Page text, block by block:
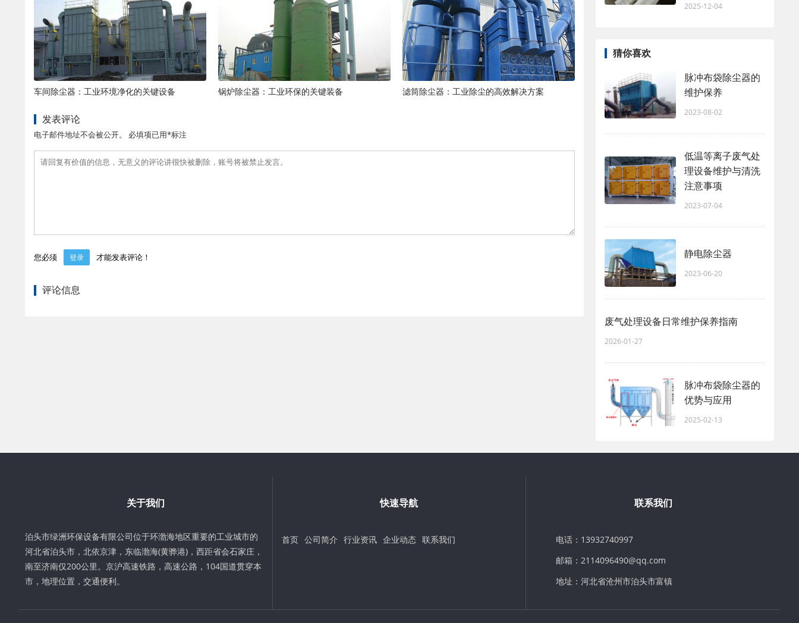
车间除尘器：工业环境净化的关键设备 锅炉除尘器：工业环保的关键装备 滤筒除尘器：工业除尘的高效解决方案
发表评论
电子邮件地址不会被公开。 必填项已用*标注
您必须 登录 才能发表评论！
评论信息
2025-12-04
猜你喜欢
脉冲布袋除尘器的
维护保养
2023-08-02
低温等离子废气处
理设备维护与清洗
注意事项
2023-07-04
静电除尘器
2023-06-20
废气处理设备日常维护保养指南
2026-01-27
脉冲布袋除尘器的
优势与应用
2025-02-13
关于我们
泊头市绿洲环保设备有限公司位于环渤海地区重要的工业城市的
河北省泊头市，北依京津，东临渤海(黄骅港)，西距省会石家庄，
南至济南仅200公里。京沪高速铁路，高速公路，104国道贯穿本
市，地理位置，交通便利。
快速导航
首页 公司简介 行业资讯 企业动态 联系我们
联系我们
电话：13932740997
邮箱：2114096490@qq.com
地址：河北省沧州市泊头市富镇